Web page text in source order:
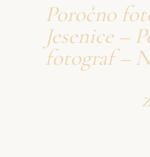
Poročno
Jesenice –
fotograf –
o poročno